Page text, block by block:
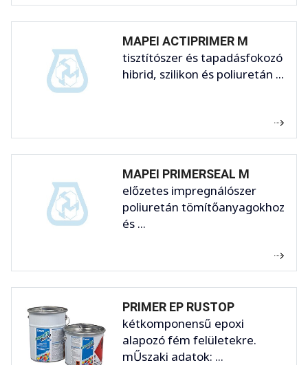
MAPEI ACTIPRIMER M
tisztítószer és tapadásfokozó
hibrid, szilikon és poliuretán ...
MAPEI PRIMERSEAL M
előzetes impregnálószer
poliuretán tömítőanyagokhoz
és ...
PRIMER EP RUSTOP
kétkomponensű epoxi
alapozó fém felületekre.
mŰszaki adatok: ...